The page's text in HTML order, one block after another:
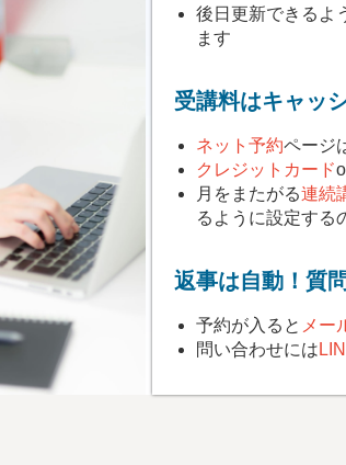
後日更新できるよ
ます
受講料はキャッ
ネット予約ページ
クレジットカード
月をまたがる連続
るように設定する
返事は自動！質
予約が入ると メー
問い合わせには